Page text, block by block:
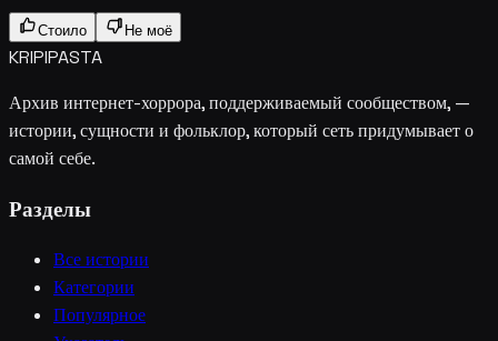
Стоило Не моё
KRIPIPASTA
Архив интернет-хоррора, поддерживаемый сообществом, —
истории, сущности и фольклор, который сеть придумывает о
самой себе.
Разделы
Все истории
Категории
Популярное